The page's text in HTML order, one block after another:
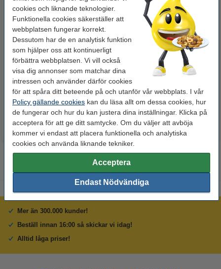
cookies och liknande teknologier.
Funktionella cookies säkerställer att
webbplatsen fungerar korrekt.
Dessutom har de en analytisk funktion
som hjälper oss att kontinuerligt
förbättra webbplatsen. Vi vill också
visa dig annonser som matchar dina
intressen och använder därför cookies
för att spåra ditt beteende på och utanför vår webbplats. I vår
Policy gällande cookies kan du läsa allt om dessa cookies, hur
de fungerar och hur du kan justera dina inställningar. Klicka på
acceptera för att ge ditt samtycke. Om du väljer att avböja
kommer vi endast att placera funktionella och analytiska
cookies och använda liknande tekniker.
Acceptera
Endast Nödvändiga
Whiteboardpenna 2.5mm |
123ink | sorterade färger | 4st
60 kr Inkl. 25% Moms
Märkpenna permanent 2.5mm |
123ink | 4st
50 kr Inkl. 25% Moms
Mer än 300.000 kunder!
Beställ innan 16:00 så skickar vi idag!
Alltid låga priser!